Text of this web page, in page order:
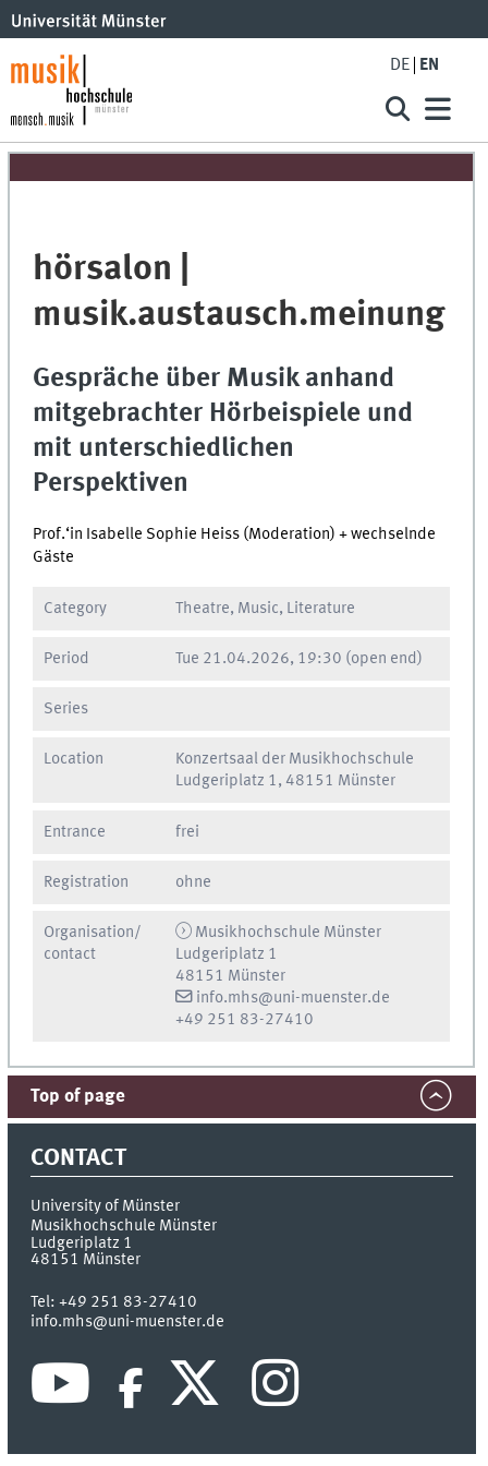
DE EN
hörsalon |
musik.austausch.meinung
Gespräche über Musik anhand
mitgebrachter Hörbeispiele und
mit unterschiedlichen
Perspektiven
Prof.‘in Isabelle Sophie Heiss (Moderation) + wechselnde
Gäste
Category Theatre, Music, Literature
Period Tue 21.04.2026, 19:30 (open end)
Series
Location
Konzertsaal der Musikhochschule
Ludgeriplatz 1, 48151 Münster
Entrance frei
Registration ohne
Organisation/
contact
Musikhochschule Münster
Ludgeriplatz 1
48151 Münster
info.mhs@uni-muenster.de
+49 251 83-27410
Top of page
CONTACT
University of Münster
Musikhochschule Münster
Ludgeriplatz 1
48151 Münster
Tel:+49 251 83-27410
info.mhs@uni-muenster.de